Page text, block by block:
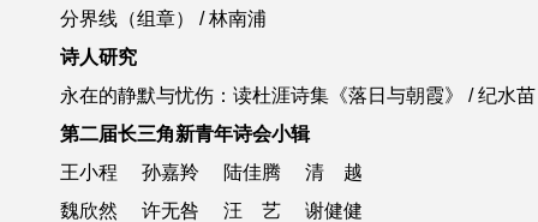
分界线（组章） / 林南浦
诗人研究
永在的静默与忧伤：读杜涯诗集《落日与朝霞》 / 纪水苗
第二届长三角新青年诗会小辑
王小程 孙嘉羚 陆佳腾 清 越
魏欣然 许无咎 汪 艺 谢健健